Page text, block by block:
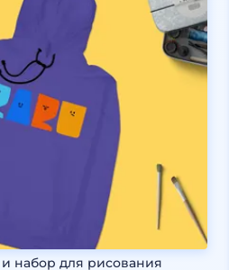
набор для рисования